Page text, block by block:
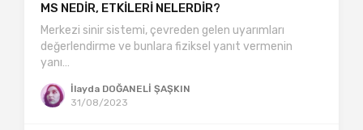
MS NEDİR, ETKİLERİ NELERDİR?
Merkezi sinir sistemi, çevreden gelen uyarımları
değerlendirme ve bunlara fiziksel yanıt vermenin
yanı…
İlayda DOĞANELİ ŞAŞKIN
31/08/2023